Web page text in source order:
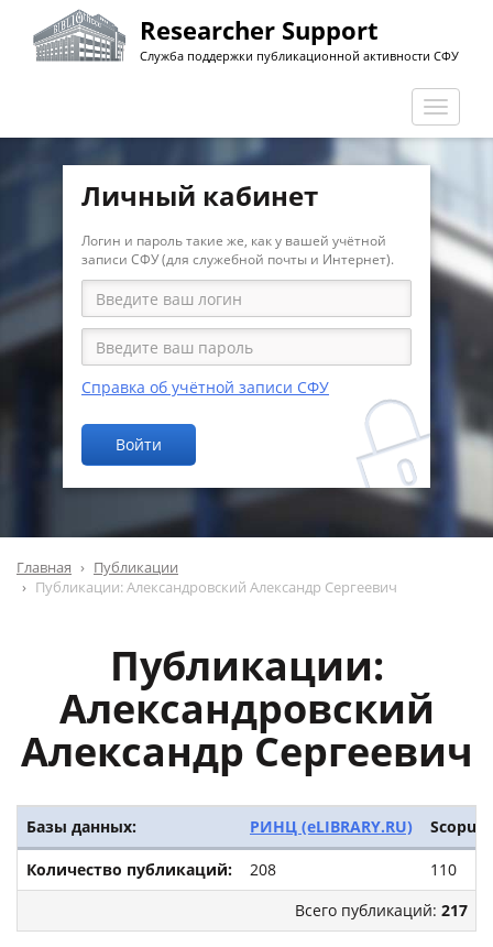
Перейти
основному
Researcher Support
Служба поддержки публикационной активности СФУ
Личный кабинет
Логин и пароль такие же, как у вашей учётной
записи СФУ (для служебной почты и Интернет).
Справка об учётной записи СФУ
Войти
Главная
Публикации
Публикации: Александровский Александр Сергеевич
Публикации:
Александровский
Александр Сергеевич
Базы данных: РИНЦ (eLIBRARY.RU) Scopus
Количество публикаций: 208
110
Всего публикаций: 217